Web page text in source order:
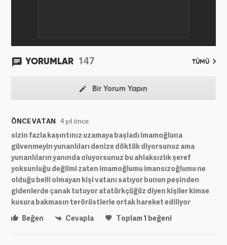
YORUMLAR 147 TÜMÜ
Bir Yorum Yapın
ÖNCE VATAN 4 yıl önce
sizin fazla kaşıntınız uzamaya başladı imamoğluna
güvenmeyin yunanlıları denize döktük diyorsunuz ama
yunanlıların yanında oluyorsunuz bu ahlaksızlık şeref
yoksunluğu değilmi zaten imamoğlumu imansızoğlumu ne
olduğu belli olmayan kişi vatanı satıyor bunun peşinden
gidenlerde çanak tutuyor atatürkçüğüz diyen kişiler kimse
kusura bakmasın terörüstlerle ortak hareket ediliyor
Beğen
Cevapla Toplam1 beğeni